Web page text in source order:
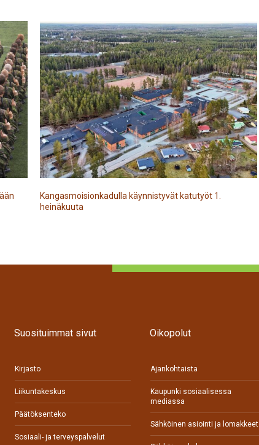
Kangasmoisionkadulla käynnistyvät katutyöt 1.
heinäkuuta
Suosituimmat sivut
Kirjasto
Liikuntakeskus
Päätöksenteko
Sosiaali- ja terveyspalvelut
Oikopolut
Ajankohtaista
Kaupunki sosiaalisessa
mediassa
Sähköinen asiointi ja lomakkeet